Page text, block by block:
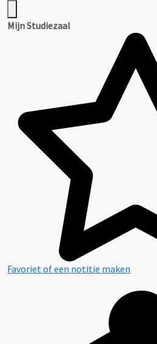
Mijn Studiezaal
Favoriet of een notitie maken